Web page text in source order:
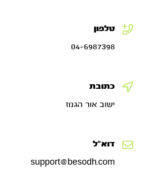
טלפון
04-6987398
כתובת
ישוב אור הגנוז
דוא"ל
support@besodh.com